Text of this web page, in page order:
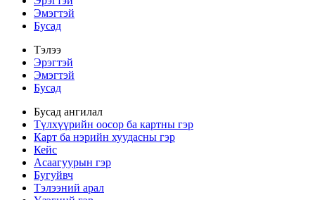
Эмэгтэй
Бусад
Тэлээ
Эрэгтэй
Эмэгтэй
Бусад
Бусад ангилал
Түлхүүрийн оосор ба картны гэр
Карт ба нэрийн хуудасны гэр
Кейс
Асаагуурын гэр
Бугуйвч
Тэлээний арал